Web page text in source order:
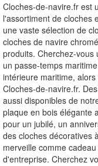
Cloches-de-navire.fr est
l'assortiment de cloches
une vaste sélection de
cloches de navire
produits. Cherchez-
un passe-temps
intérieure maritime,
Cloches-de-navire.fr.
aussi disponibles de
plaque en bois élégante
pour un jubilé, un
des cloches décoratives
merveille comme
d'entreprise. Cherchez